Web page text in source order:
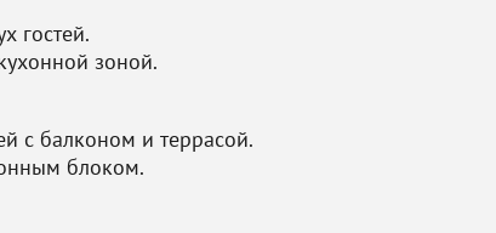
гостей.
зоной.
с балконом и террасой.
блоком.